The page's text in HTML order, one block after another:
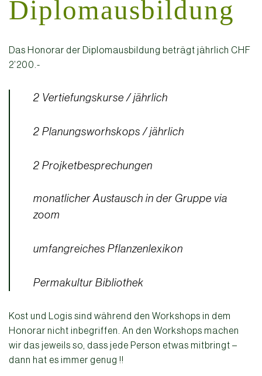
Diplomausbildung
Das Honorar der Diplomausbildung beträgt jährlich CHF
2’200.-
2 Vertiefungskurse / jährlich
2 Planungsworhskops / jährlich
2 Projketbesprechungen
monatlicher Austausch in der Gruppe via
zoom
umfangreiches Pflanzenlexikon
Permakultur Bibliothek
Kost und Logis sind während den Workshops in dem
Honorar nicht inbegriffen. An den Workshops machen
wir das jeweils so, dass jede Person etwas mitbringt –
dann hat es immer genug !!